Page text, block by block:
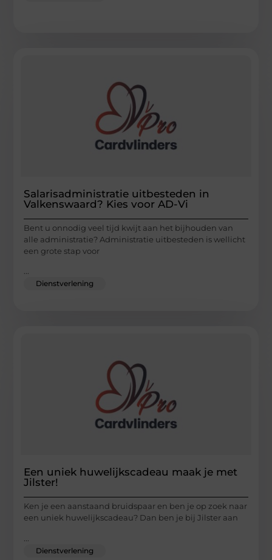
Salarisadministratie uitbesteden in
Valkenswaard? Kies voor AD-Vi
Bent u onnodig veel tijd kwijt aan het bijhouden van
alle administratie? Administratie uitbesteden is wellicht
een grote stap voor
...
Dienstverlening
Een uniek huwelijkscadeau maak je met
Jilster!
Ken je een aanstaand bruidspaar en ben je op zoek naar
een uniek huwelijkscadeau? Dan ben je bij Jilster aan
Dienstverlening